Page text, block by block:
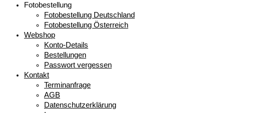
Fotobestellung
Fotobestellung Deutschland
Fotobestellung Österreich
Webshop
Konto-Details
Bestellungen
Passwort vergessen
Kontakt
Terminanfrage
AGB
Datenschutzerklärung